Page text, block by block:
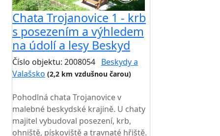
Chata Trojanovice 1 - krb
s posezením a výhledem
na údolí a lesy Beskyd
Číslo objektu: 2008054 Beskydy a
Valašsko (2,2 km vzdušnou čarou)
Pohodlná chata Trojanovice v
malebné beskydské krajině. U chaty
majitel vybudoval posezení, krb,
ohniště, pískoviště a travnaté hřiště.